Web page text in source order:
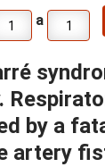
a
by a
artery